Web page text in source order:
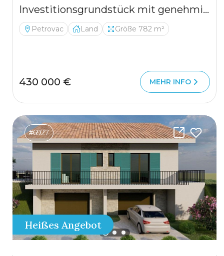
Investitionsgrundstück mit genehmigtem Projekt und gebautem Fundament in Petrovac mit Meerblick
Petrovac Land Größe 782 m²
430 000 € MEHR INFO
#6927
Heißes Angebot